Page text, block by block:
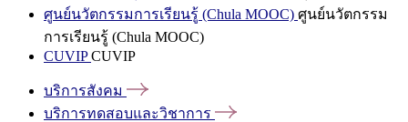
ศูนย์นวัตกรรมการเรียนรู้ (Chula MOOC) ศูนย์นวัตกรรม
การเรียนรู้ (Chula MOOC)
CUVIPCUVIP
บริการสังคม
บริการทดสอบและวิชาการ